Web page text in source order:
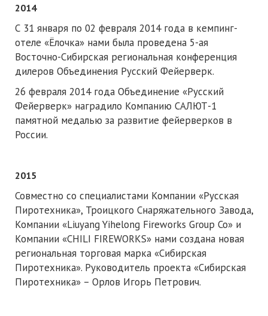
2014
С 31 января по 02 февраля 2014 года в кемпинг-
отеле «Ёлочка» нами была проведена 5-ая
Восточно-Сибирская региональная конференция
дилеров Объединения Русский Фейерверк.
26 февраля 2014 года Объединение «Русский
Фейерверк» наградило Компанию САЛЮТ-1
памятной медалью за развитие фейерверков в
России.
2015
Совместно со специалистами Компании «Русская
Пиротехника», Троицкого Снаряжательного Завода,
Компании «Liuyang Yihelong Fireworks Group Co» и
Компании «CHILI FIREWORKS» нами создана новая
региональная торговая марка «Сибирская
Пиротехника». Руководитель проекта «Сибирская
Пиротехника» – Орлов Игорь Петрович.